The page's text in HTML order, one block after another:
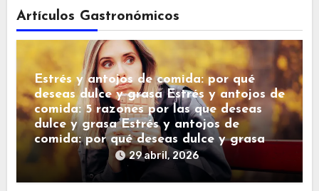
Artículos Gastronómicos
Estrés y antojos de comida: por qué
deseas dulce y grasa Estrés y antojos de
comida: 5 razones por las que deseas
dulce y grasa Estrés y antojos de
comida: por qué deseas dulce y grasa
29 abril, 2026